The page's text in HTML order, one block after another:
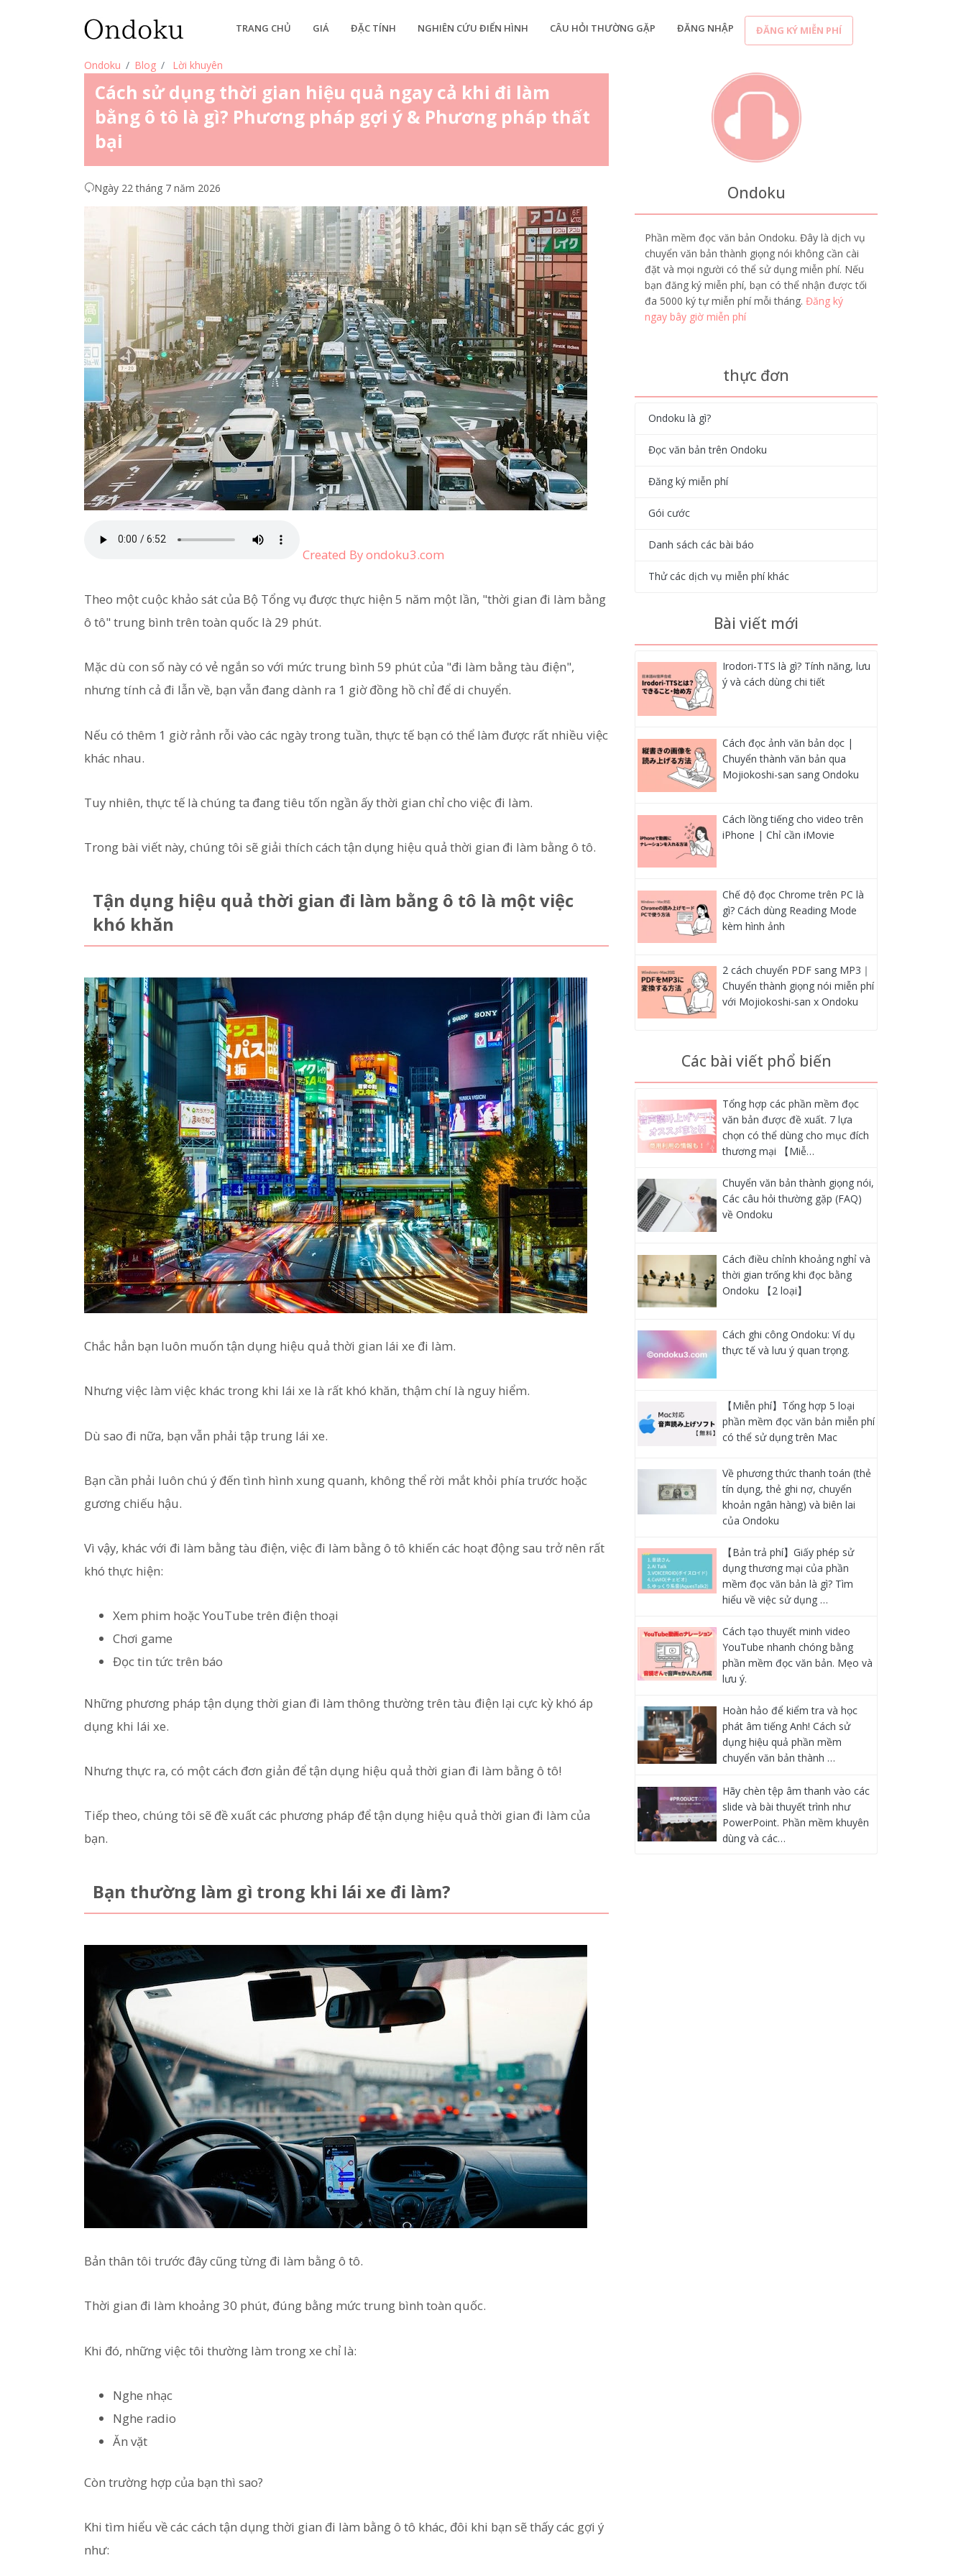
TRANG CHỦ GIÁ ĐẶC TÍNH NGHIÊN CỨU ĐIỂN HÌNH CÂU HỎI THƯỜNG GẶP ĐĂNG NHẬP ĐĂNG KÝ MIỄN PHÍ
Ondoku Blog Lời khuyên
Cách sử dụng thời gian hiệu quả ngay cả khi đi làm
bằng ô tô là gì? Phương pháp gợi ý & Phương pháp thất
bại
Ngày 22 tháng 7 năm 2026
Created By ondoku3.com
Theo một cuộc khảo sát của Bộ Tổng vụ được thực hiện 5 năm một lần, "thời gian đi làm bằng
ô tô" trung bình trên toàn quốc là 29 phút.
Mặc dù con số này có vẻ ngắn so với mức trung bình 59 phút của "đi làm bằng tàu điện",
nhưng tính cả đi lẫn về, bạn vẫn đang dành ra 1 giờ đồng hồ chỉ để di chuyển.
Nếu có thêm 1 giờ rảnh rỗi vào các ngày trong tuần, thực tế bạn có thể làm được rất nhiều việc
khác nhau.
Tuy nhiên, thực tế là chúng ta đang tiêu tốn ngần ấy thời gian chỉ cho việc đi làm.
Trong bài viết này, chúng tôi sẽ giải thích cách tận dụng hiệu quả thời gian đi làm bằng ô tô.
Tận dụng hiệu quả thời gian đi làm bằng ô tô là một việc
khó khăn
Chắc hẳn bạn luôn muốn tận dụng hiệu quả thời gian lái xe đi làm.
Nhưng việc làm việc khác trong khi lái xe là rất khó khăn, thậm chí là nguy hiểm.
Dù sao đi nữa, bạn vẫn phải tập trung lái xe.
Bạn cần phải luôn chú ý đến tình hình xung quanh, không thể rời mắt khỏi phía trước hoặc
gương chiếu hậu.
Vì vậy, khác với đi làm bằng tàu điện, việc đi làm bằng ô tô khiến các hoạt động sau trở nên rất
khó thực hiện:
Xem phim hoặc YouTube trên điện thoại
Chơi game
Đọc tin tức trên báo
Những phương pháp tận dụng thời gian đi làm thông thường trên tàu điện lại cực kỳ khó áp
dụng khi lái xe.
Nhưng thực ra, có một cách đơn giản để tận dụng hiệu quả thời gian đi làm bằng ô tô!
Tiếp theo, chúng tôi sẽ đề xuất các phương pháp để tận dụng hiệu quả thời gian đi làm của
bạn.
Bạn thường làm gì trong khi lái xe đi làm?
Bản thân tôi trước đây cũng từng đi làm bằng ô tô.
Thời gian đi làm khoảng 30 phút, đúng bằng mức trung bình toàn quốc.
Khi đó, những việc tôi thường làm trong xe chỉ là:
Nghe nhạc
Nghe radio
Ăn vặt
Còn trường hợp của bạn thì sao?
Khi tìm hiểu về các cách tận dụng thời gian đi làm bằng ô tô khác, đôi khi bạn sẽ thấy các gợi ý
như:
Ondoku
Phần mềm đọc văn bản Ondoku. Đây là dịch vụ
chuyển văn bản thành giọng nói không cần cài
đặt và mọi người có thể sử dụng miễn phí. Nếu
bạn đăng ký miễn phí, bạn có thể nhận được tối
đa 5000 ký tự miễn phí mỗi tháng. Đăng ký
ngay bây giờ miễn phí
thực đơn
Ondoku là gì?
Đọc văn bản trên Ondoku
Đăng ký miễn phí
Gói cước
Danh sách các bài báo
Thử các dịch vụ miễn phí khác
Bài viết mới
Irodori-TTS là gì? Tính năng, lưu
ý và cách dùng chi tiết
Cách đọc ảnh văn bản dọc |
Chuyển thành văn bản qua
Mojiokoshi-san sang Ondoku
Cách lồng tiếng cho video trên
iPhone | Chỉ cần iMovie
Chế độ đọc Chrome trên PC là
gì? Cách dùng Reading Mode
kèm hình ảnh
2 cách chuyển PDF sang MP3｜
Chuyển thành giọng nói miễn phí
với Mojiokoshi-san x Ondoku
Các bài viết phổ biến
Tổng hợp các phần mềm đọc
văn bản được đề xuất. 7 lựa
chọn có thể dùng cho mục đích
thương mại 【Miễ…
Chuyển văn bản thành giọng nói,
Các câu hỏi thường gặp (FAQ)
về Ondoku
Cách điều chỉnh khoảng nghỉ và
thời gian trống khi đọc bằng
Ondoku 【2 loại】
Cách ghi công Ondoku: Ví dụ
thực tế và lưu ý quan trọng.
【Miễn phí】Tổng hợp 5 loại
phần mềm đọc văn bản miễn phí
có thể sử dụng trên Mac
Về phương thức thanh toán (thẻ
tín dụng, thẻ ghi nợ, chuyển
khoản ngân hàng) và biên lai
của Ondoku
【Bản trả phí】Giấy phép sử
dụng thương mại của phần
mềm đọc văn bản là gì? Tìm
hiểu về việc sử dụng …
Cách tạo thuyết minh video
YouTube nhanh chóng bằng
phần mềm đọc văn bản. Mẹo và
lưu ý.
Hoàn hảo để kiểm tra và học
phát âm tiếng Anh! Cách sử
dụng hiệu quả phần mềm
chuyển văn bản thành …
Hãy chèn tệp âm thanh vào các
slide và bài thuyết trình như
PowerPoint. Phần mềm khuyên
dùng và các…